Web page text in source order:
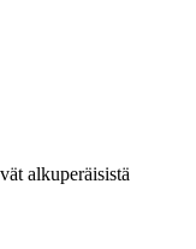
alkuperäisistä